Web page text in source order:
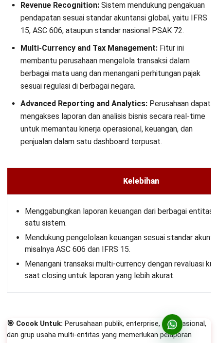
Revenue Recognition: Sistem mendukung pengakuan
pendapatan sesuai standar akuntansi global, yaitu IFRS
15, ASC 606, ataupun standar nasional PSAK 72.
Multi-Currency and Tax Management: Fitur ini
membantu perusahaan mengelola transaksi dalam
berbagai mata uang dan menangani perhitungan pajak
sesuai regulasi di berbagai negara.
Advanced Reporting and Analytics: Perusahaan dapat
mengakses laporan dan analisis bisnis secara real-time
untuk memantau kinerja operasional, keuangan, dan
penjualan dalam satu dashboard terpusat.
Kelebihan
Menggabungkan laporan keuangan dari berbagai entitas
satu sistem.
Mendukung pengelolaan keuangan sesuai standar
misalnya ASC 606 dan IFRS 15.
Menangani transaksi multi-currency dengan revaluasi
saat closing untuk laporan yang lebih akurat.
🎯 Cocok Untuk: Perusahaan publik, enterprise, multinasional,
dan grup usaha multi-entitas yang memerlukan pelaporan